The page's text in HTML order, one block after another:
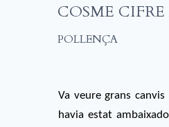
COSME CIFRE
POLLENÇA
Va veure grans
havia estat